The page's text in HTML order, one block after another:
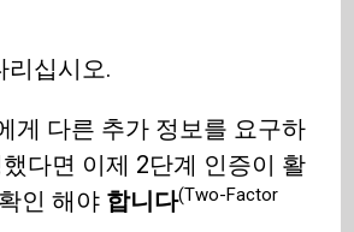
리십시오.
게 다른 추가 정보를 요구하
다면 이제 2단계 인증이 활
인 해야 합니다(Two-Factor